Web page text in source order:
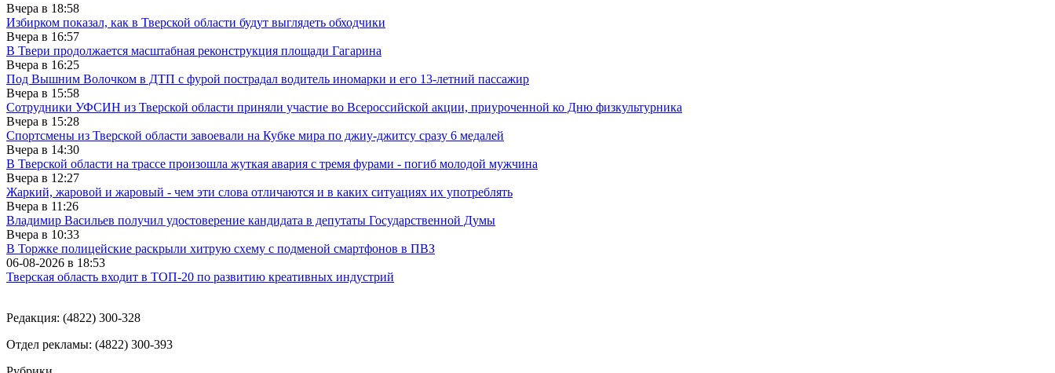
Вчера в 18:58
Избирком показал, как в Тверской области будут выглядеть обходчики
Вчера в 16:57
В Твери продолжается масштабная реконструкция площади Гагарина
Вчера в 16:25
Под Вышним Волочком в ДТП с фурой пострадал водитель иномарки и его 13-летний пассажир
Вчера в 15:58
Сотрудники УФСИН из Тверской области приняли участие во Всероссийской акции, приуроченной ко Дню физкультурника
Вчера в 15:28
Спортсмены из Тверской области завоевали на Кубке мира по джиу-джитсу сразу 6 медалей
Вчера в 14:30
В Тверской области на трассе произошла жуткая авария с тремя фурами - погиб молодой мужчина
Вчера в 12:27
Жаркий, жаровой и жаровый - чем эти слова отличаются и в каких ситуациях их употреблять
Вчера в 11:26
Владимир Васильев получил удостоверение кандидата в депутаты Государственной Думы
Вчера в 10:33
В Торжке полицейские раскрыли хитрую схему с подменой смартфонов в ПВЗ
06-08-2026 в 18:53
Тверская область входит в ТОП-20 по развитию креативных индустрий
Редакция: (4822) 300-328
Отдел рекламы: (4822) 300-393